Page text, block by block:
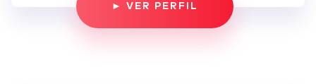
► VER PERFIL